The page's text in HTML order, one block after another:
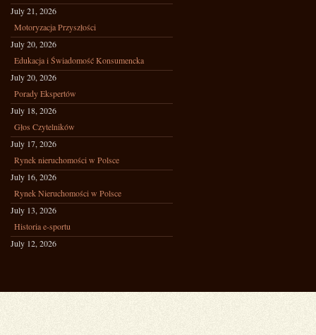
July 21, 2026
Motoryzacja Przyszłości
July 20, 2026
Edukacja i Świadomość Konsumencka
July 20, 2026
Porady Ekspertów
July 18, 2026
Głos Czytelników
July 17, 2026
Rynek nieruchomości w Polsce
July 16, 2026
Rynek Nieruchomości w Polsce
July 13, 2026
Historia e-sportu
July 12, 2026